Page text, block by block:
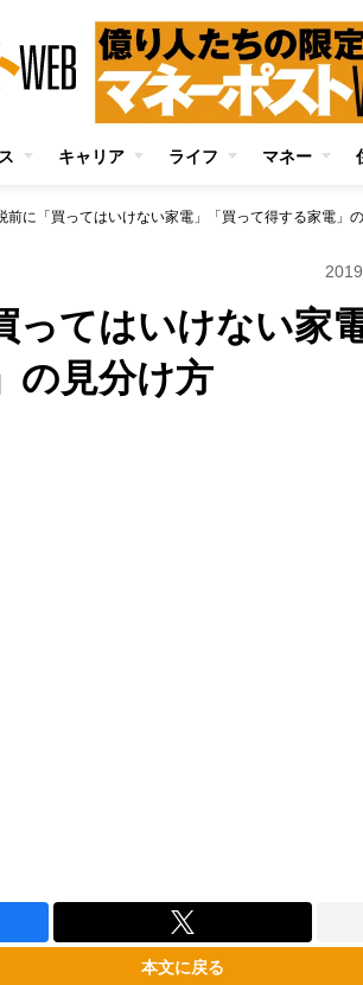
キャリア ライフ マネー
前に「買ってはいけない家電」「買って得する家電」
ってはいけない家
の見分け方
本文に戻る